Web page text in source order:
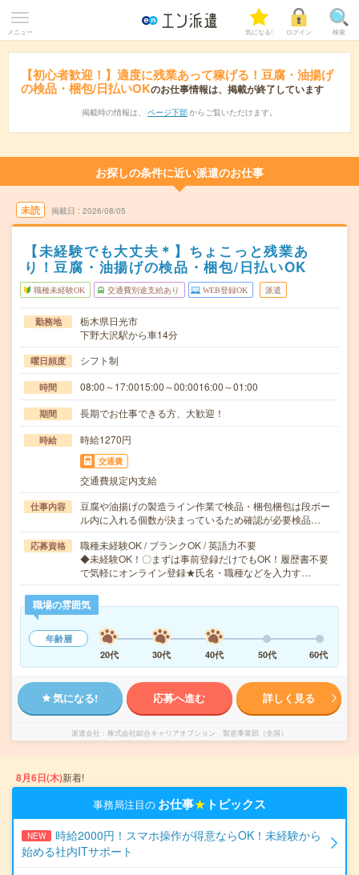
メニュー 気になる! ログイン 検索
【初心者歓迎！】適度に残業あって稼げる！豆腐・油揚げ
の検品・梱包/日払いOKのお仕事情報は、掲載が終了しています
掲載時の情報は、 ページ下部 からご覧いただけます。
お探しの条件に近い派遣のお仕事
未読 掲載日 2026/08/05
【未経験でも大丈夫＊】ちょこっと残業あ
り！豆腐・油揚げの検品・梱包/日払いOK
職種未経験OK 交通費別途支給あり WEB登録OK 派遣
勤務地
栃木県日光市
下野大沢駅から車14分
曜日頻度 シフト制
時間 08:00～17:0015:00～00:0016:00～01:00
期間 長期でお仕事できる方、大歓迎！
時給 時給1270円
交通費
交通費規定内支給
仕事内容
豆腐や油揚げの製造ライン作業で検品・梱包梱包は段ボー
ル内に入れる個数が決まっているため確認が必要検品…
応募資格
職種未経験OK / ブランクOK / 英語力不要
◆未経験OK！〇まずは事前登録だけでもOK！履歴書不要
で気軽にオンライン登録★氏名・職種などを入力す…
職場の雰囲気
年齢層
20代
30代 40代 50代 60代
気になる! 応募へ進む 詳しく見る
派遣会社 株式会社綜合キャリアオプション 製造事業部（全国）
8月6日(木)新着!
事務局注目の お仕事★ トピックス
NEW
時給2000円！スマホ操作が得意ならOK！未経験から
始める社内ITサポート